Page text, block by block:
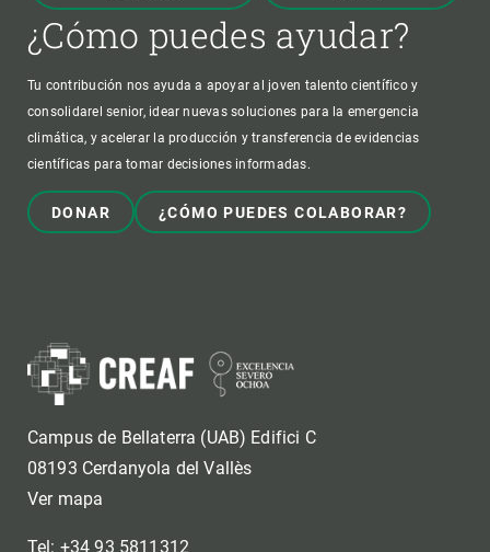
¿Cómo puedes ayudar?
Tu contribución nos ayuda a apoyar al joven talento científico y
consolidarel senior, idear nuevas soluciones para la emergencia
climática, y acelerar la producción y transferencia de evidencias
científicas para tomar decisiones informadas.
DONAR ¿CÓMO PUEDES COLABORAR?
Campus de Bellaterra (UAB) Edifici C
08193 Cerdanyola del Vallès
Ver mapa
Tel: +34 93 5811312